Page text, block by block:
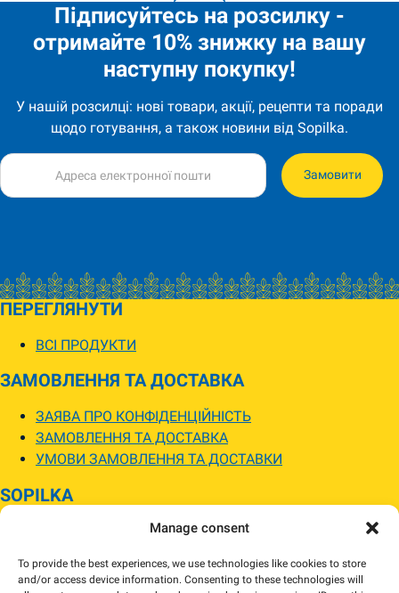
Manage consent
To provide the best experiences, we use technologies like cookies to store
and/or access device information. Consenting to these technologies will
Підписуйтесь на розсилку -
отримайте 10% знижку на вашу
наступну покупку!
У нашій розсилці: нові товари, акції, рецепти та поради
щодо готування, а також новини від Sopilka.
Замовити
ПЕРЕГЛЯНУТИ
ВСІ ПРОДУКТИ
ЗАМОВЛЕННЯ ТА ДОСТАВКА
ЗАЯВА ПРО КОНФІДЕНЦІЙНІСТЬ
ЗАМОВЛЕННЯ ТА ДОСТАВКА
УМОВИ ЗАМОВЛЕННЯ ТА ДОСТАВКИ
SOPILKA
МАГАЗИНИ SOPILKA
НОВИНИ